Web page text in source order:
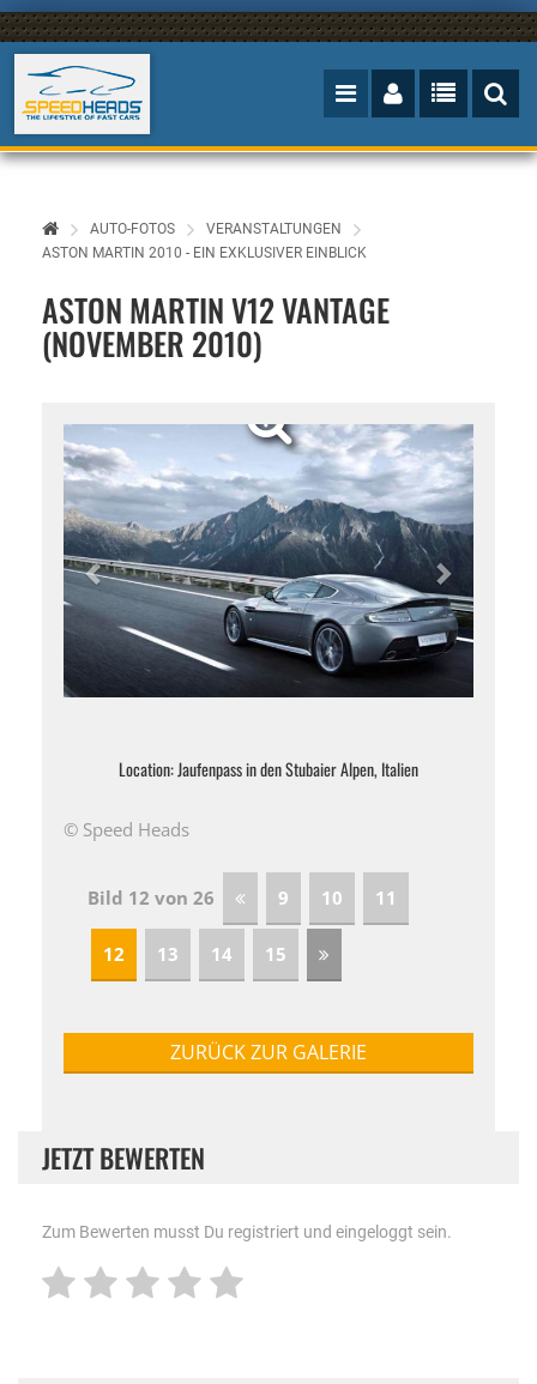
AUTO-FOTOS
VERANSTALTUNGEN
ASTON MARTIN 2010 - EIN EXKLUSIVER EINBLICK
ASTON MARTIN V12 VANTAGE
(NOVEMBER 2010)
Location: Jaufenpass in den Stubaier Alpen, Italien
© Speed Heads
Bild 12 von 26 9 10 11
12 13 14 15
ZURÜCK ZUR GALERIE
JETZT BEWERTEN
Zum Bewerten musst Du registriert und eingeloggt sein.